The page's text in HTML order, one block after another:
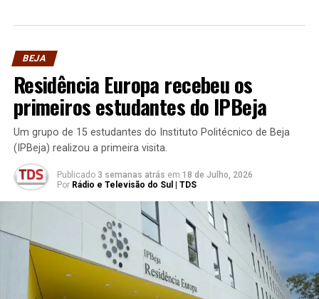
BEJA
Residência Europa recebeu os
primeiros estudantes do IPBeja
Um grupo de 15 estudantes do Instituto Politécnico de Beja
(IPBeja) realizou a primeira visita.
Publicado 3 semanas atrás em 18 de Julho, 2026
Por Rádio e Televisão do Sul | TDS